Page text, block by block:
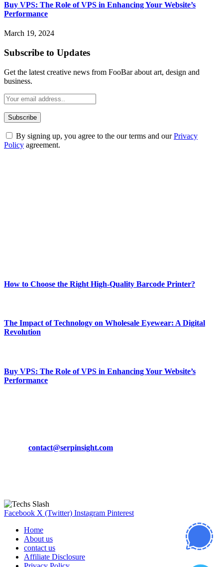
Buy VPS: The Role of VPS in Enhancing Your Website’s
Performance
March 19, 2024
Subscribe to Updates
Get the latest creative news from FooBar about art, design and
business.
By signing up, you agree to the our terms and ourPrivacy
Policy agreement.
How to Choose the Right High-Quality Barcode Printer?
The Impact of Technology on Wholesale Eyewear: A Digital
Revolution
Buy VPS: The Role of VPS in Enhancing Your Website’s
Performance
contact@serpinsight.com
Facebook X (Twitter) Instagram Pinterest
Home
About us
contact us
Affiliate Disclosure